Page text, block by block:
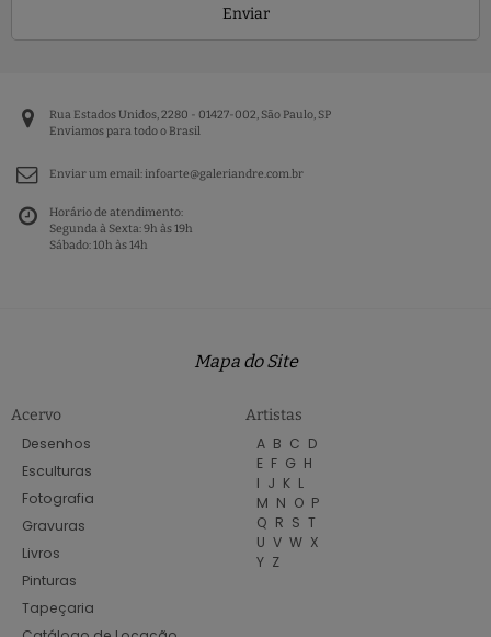
Enviar
Rua Estados Unidos, 2280 - 01427-002, São Paulo, SP
Enviamos para todo o Brasil
Enviar um email:infoarte@galeriandre.com.br
Horário de atendimento:
Segunda à Sexta: 9h às 19h
Sábado: 10h às 14h
Mapa do Site
Acervo
Desenhos
Esculturas
Fotografia
Gravuras
Livros
Pinturas
Tapeçaria
Artistas
A B C D
E F G H
I J K L
M N O P
Q R S T
U V W X
Y Z